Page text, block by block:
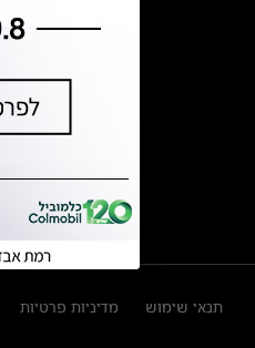
תנאי שימוש מדיניות פרטיות